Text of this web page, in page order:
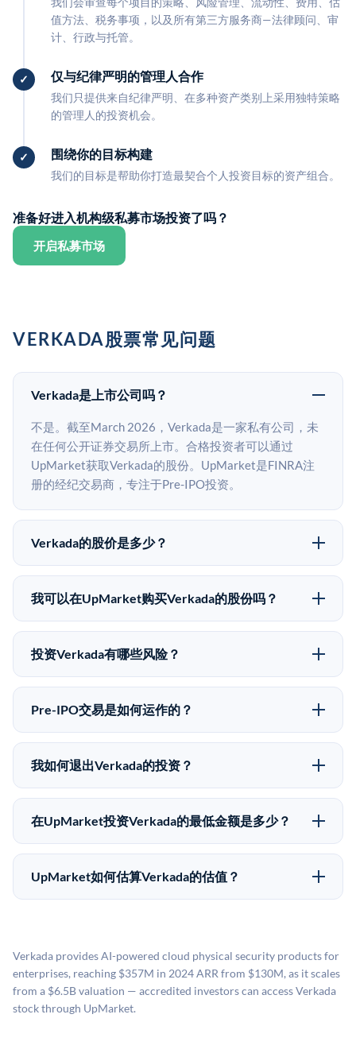
值方法、税务事项，以及所有第三方服务商—法律顾问、审
计、行政与托管。
仅与纪律严明的管理人合作
我们只提供来自纪律严明、在多种资产类别上采用独特策略
的管理人的投资机会。
围绕你的目标构建
我们的目标是帮助你打造最契合个人投资目标的资产组合。
准备好进入机构级私募市场投资了吗？
开启私募市场
VERKADA股票常见问题
Verkada是上市公司吗？
不是。截至March 2026，Verkada是一家私有公司，未
在任何公开证券交易所上市。合格投资者可以通过
UpMarket获取Verkada的股份。UpMarket是FINRA注
册的经纪交易商，专注于Pre-IPO投资。
Verkada的股价是多少？
Verkada没有公开股价，因为它是一家私有公司。最近的
已知股价来自其最近一轮融资。 二级市场上的Pre-IPO
不同。
我可以在UpMarket购买Verkada的股份吗？
可以。合格投资者可以通过填写本页表单或在
upmarket.co创建账户来表达对Verkada股份的投资意
50,000美元。UpMarket是FINRA注册的经纪交易商，
自2019年以来已经纪超过5亿美元的另类投资。
投资Verkada有哪些风险？
Pre-IPO投资存在重大风险。Verkada的股份流动性低，
意味着没有公开市场可以快速出售。不存在确定的退出
好可能全部损失的准备。私有公司的估值在融资轮次之
间可能大幅波动。投资者应在投资前咨询其财务顾问并
Pre-IPO交易是如何运作的？
在Pre-IPO交易中，合格投资者通过二级市场平台从现有
股东（如员工、早期投资者或其他持有人）处购买股
为FINRA注册的经纪交易商促成这些交易，代表双方处
理合规、文件和结算事宜。
我如何退出Verkada的投资？
Pre-IPO持股主要有两种退出途径：在二级市场将股份出
售给其他买家，或持有直到公司完成IPO或被收购。两
市场条件。任何退出的时间都是不可预测的，投资者应
做好多年持有的准备。
在UpMarket投资Verkada的最低金额是多少？
UpMarket上大多数Pre-IPO产品的最低投资金额为
50,000美元。具体金额可能因产品和股份供应情况而有
UpMarket如何估算Verkada的估值？
司可比倍数应用私有公司折扣，以反映流动性不足和信
息不对称。此估值不构成投资建议，可能与实际交易价
格存在重大差异。
Verkada provides AI-powered cloud physical security products for
enterprises, reaching $357M in 2024 ARR from $130M, as it scales
from a $6.5B valuation — accredited investors can access Verkada
stock through UpMarket.